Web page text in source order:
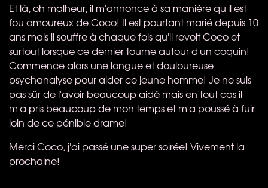
Et là, oh malheur, il m'annonce à sa manière qu'il est
fou amoureux de Coco! Il est pourtant marié depuis 10
ans mais il souffre à chaque fois qu'il revoit Coco et
surtout lorsque ce dernier tourne autour d'un coquin!
Commence alors une longue et douloureuse
psychanalyse pour aider ce jeune homme! Je ne suis
pas sûr de l'avoir beaucoup aidé mais en tout cas il
m'a pris beaucoup de mon temps et m'a poussé à fuir
loin de ce pénible drame!
Merci Coco, j'ai passé une super soirée! Vivement la
prochaine!